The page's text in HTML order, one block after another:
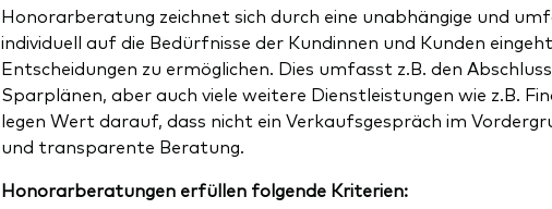
Honorarberatung zeichnet sich durch eine unabhängige und
individuell auf die Bedürfnisse der Kundinnen und Kunden
Entscheidungen zu ermöglichen. Dies umfasst z.B. den
Sparplänen, aber auch viele weitere Dienstleistungen wie z.B.
legen Wert darauf, dass nicht ein Verkaufsgespräch im
und transparente Beratung.
Honorarberatungen erfüllen folgende Kriterien: